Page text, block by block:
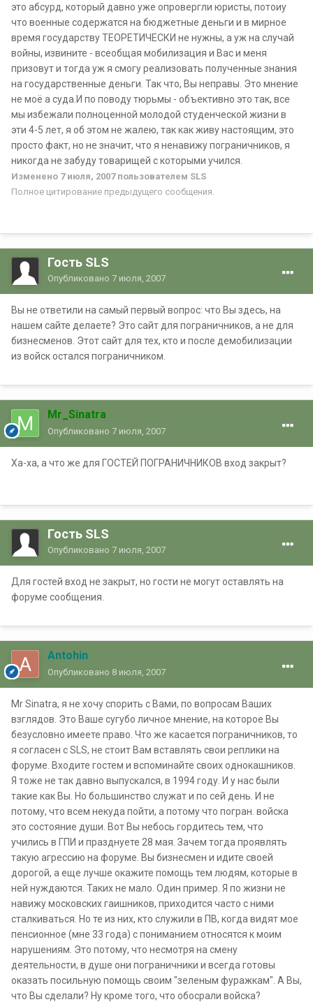
это абсурд, который давно уже опровергли юристы, потоиу
что военные содержатся на бюджетные деньги и в мирное
время государству ТЕОРЕТИЧЕСКИ не нужны, а уж на случай
войны, извините - всеобщая мобилизация и Вас и меня
призовут и тогда уж я смогу реализовать полученные знания
на государственные деньги. Так что, Вы неправы. Это мнение
не моё а суда.И по поводу тюрьмы - объективно это так, все
мы избежали полноценной молодой студенческой жизни в
эти 4-5 лет, я об этом не жалею, так как живу настоящим, это
просто факт, но не значит, что я ненавижу пограничников, я
никогда не забуду товарищей с которыми учился.
Изменено 7 июля, 2007пользователем SLS
Полное цитирование предыдущего сообщения.
Гость SLS
Опубликовано 7 июля, 2007
Вы не ответили на самый первый вопрос: что Вы здесь, на
нашем сайте делаете? Это сайт для пограничников, а не для
бизнесменов. Этот сайт для тех, кто и после демобилизации
из войск остался пограничником.
Mr_Sinatra
Опубликовано 7 июля, 2007
Ха-ха, а что же для ГОСТЕЙ ПОГРАНИЧНИКОВ вход закрыт?
Гость SLS
Опубликовано 7 июля, 2007
Для гостей вход не закрыт, но гости не могут оставлять на
форуме сообщения.
Antohin
Опубликовано 8 июля, 2007
Mr Sinatra, я не хочу спорить с Вами, по вопросам Ваших
взглядов. Это Ваше сугубо личное мнение, на которое Вы
безусловно имеете право. Что же касается пограничников, то
я согласен с SLS, не стоит Вам вставлять свои реплики на
форуме. Входите гостем и вспоминайте своих однокашников.
Я тоже не так давно выпускался, в 1994 году. И у нас были
такие как Вы. Но большинство служат и по сей день. И не
потому, что всем некуда пойти, а потому что погран. войска
это состояние души. Вот Вы небось гордитесь тем, что
учились в ГПИ и празднуете 28 мая. Зачем тогда проявлять
такую агрессию на форуме. Вы бизнесмен и идите своей
дорогой, а еще лучше окажите помощь тем людям, которые в
ней нуждаются. Таких не мало. Один пример. Я по жизни не
навижу московских гаишников, приходится часто с ними
сталкиваться. Но те из них, кто служили в ПВ, когда видят мое
пенсионное (мне 33 года) с пониманием относятся к моим
нарушениям. Это потому, что несмотря на смену
деятельности, в душе они пограничники и всегда готовы
оказать посильную помощь своим "зеленым фуражкам". А Вы,
что Вы сделали? Ну кроме того, что обосрали войска?